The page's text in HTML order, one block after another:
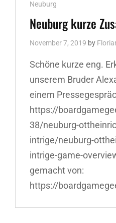
Links
Neuburg
Neuburg kurze
November 7, 2019 by
Schöne kurze eng.
unserem Bruder
einem
https://
38/neuburg-
intrige/neuburg-
intrige-game-
gemacht von:
https://